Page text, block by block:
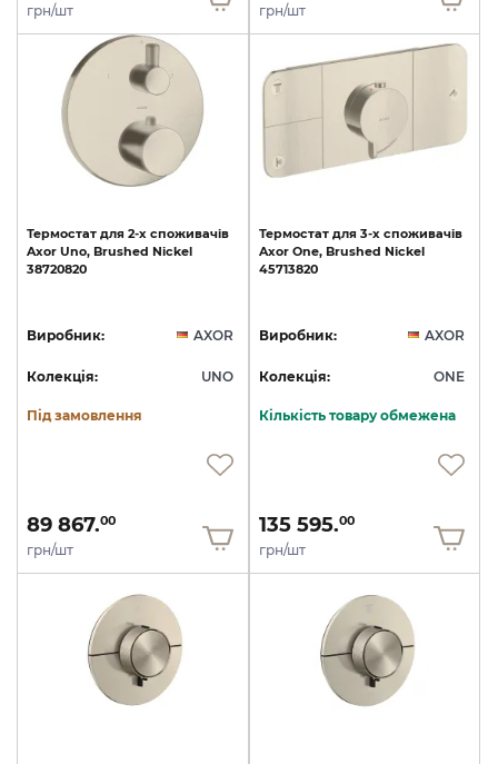
грн/шт грн/шт
Термостат для 2-х споживачів
Axor Uno, Brushed Nickel
38720820
Виробник: AXOR
Колекція: UNO
Під замовлення
89 867.00
грн/шт
Термостат для 3-х споживачів
Axor One, Brushed Nickel
45713820
Виробник: AXOR
Колекція: ONE
Кількість товару обмежена
135 595.00
грн/шт